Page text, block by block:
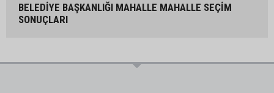
BELEDİYE BAŞKANLIĞI MAHALLE MAHALLE SEÇİM
SONUÇLARI